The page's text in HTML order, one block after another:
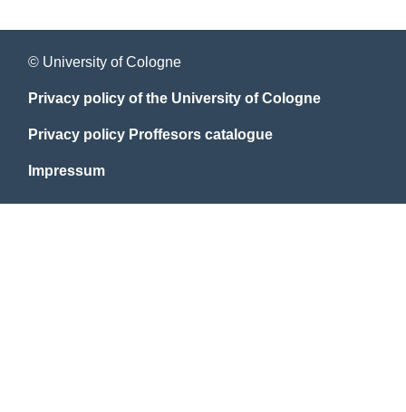
© University of Cologne
Privacy policy of the University of Cologne
Privacy policy Proffesors catalogue
Impressum